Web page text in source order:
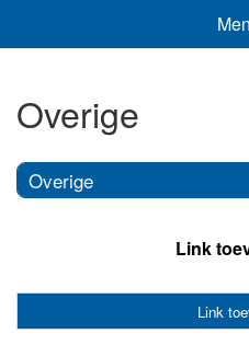
Overige
Overige
Link
Link